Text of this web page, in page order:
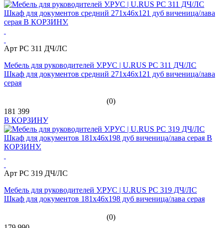
Арт PC 311 ДЧ/ЛС
Мебель для руководителей У.РУС | U.RUS PC 311 ДЧ/ЛС
Шкаф для документов средний 271х46х121 дуб виченица/лава
серая
(0)
181 399
В КОРЗИНУ
Арт PC 319 ДЧ/ЛС
Мебель для руководителей У.РУС | U.RUS PC 319 ДЧ/ЛС
Шкаф для документов 181х46х198 дуб виченица/лава серая
(0)